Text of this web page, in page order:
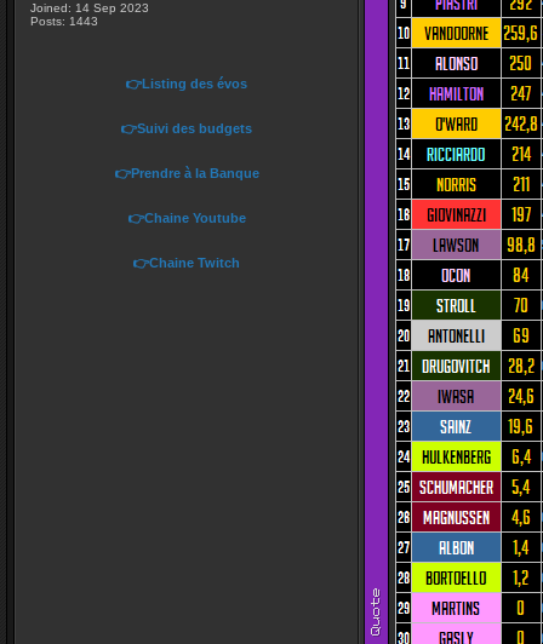
Joined: 14 Sep 2023
Posts: 1443
👉Listing des évos
👉Suivi des budgets
👉Prendre à la Banque
👉Chaine Youtube
👉Chaine Twitch